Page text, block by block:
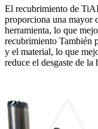
El recubrimiento de
proporciona una mayor
herramienta, lo que
recubrimiento También
y el material, lo que
reduce el desgaste de la